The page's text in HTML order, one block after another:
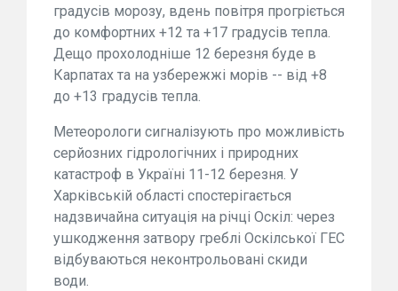
градусів морозу, вдень повітря прогріється
до комфортних +12 та +17 градусів тепла.
Дещо прохолодніше 12 березня буде в
Карпатах та на узбережжі морів -- від +8
до +13 градусів тепла.
Метеорологи сигналізують про можливість
серйозних гідрологічних і природних
катастроф в Україні 11-12 березня. У
Харківській області спостерігається
надзвичайна ситуація на річці Оскіл: через
ушкодження затвору греблі Оскілської ГЕС
відбуваються неконтрольовані скиди
води.